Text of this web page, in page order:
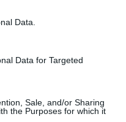
Data.
Data for Targeted
Sale, and/or Sharing
the Purposes for which it
seves vacances amb
que el turisme s’ha
ensenyar-ho tot.
de tot el que jo